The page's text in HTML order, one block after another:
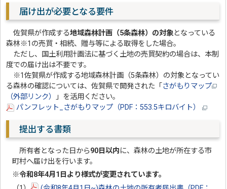
届け出が必要となる要件
佐賀県が作成する地域森林計画（5条森林）の対象となっている
森林※1の売買・相続、贈与等による取得をした場合。
ただし、国土利用計画法に基づく土地の売買契約の場合は、本制
度での届け出は不要です。
※1佐賀県が作成する地域森林計画（5条森林）の対象となってい
る森林の確認については、佐賀県で開発された「 さがもりマップ
（外部リンク）
」を活用ください。
パンフレット_さがもりマップ（PDF：553.5キロバイト）
提出する書類
所有者となった日から90日以内に、森林の土地が所在する市
町村へ届け出を行います。
※令和8年4月1日より様式が変更されています。